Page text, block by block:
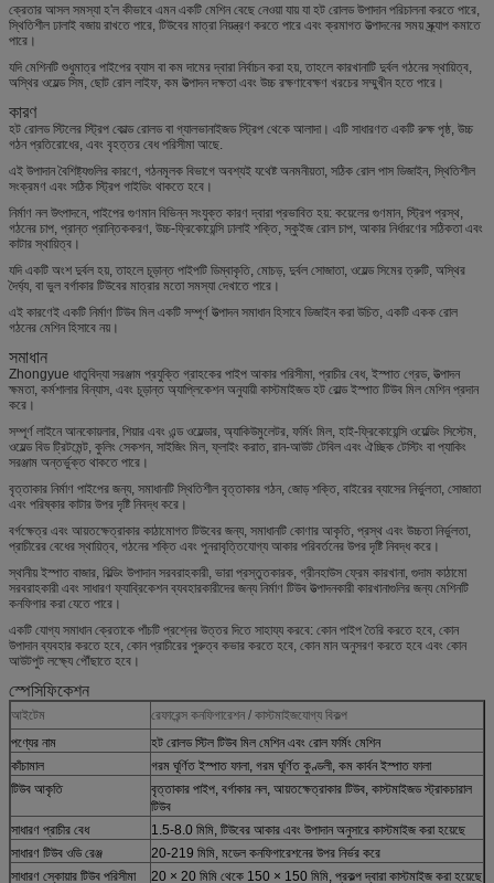
ক্রেতার আসল সমস্যা হ'ল কীভাবে এমন একটি মেশিন বেছে নেওয়া যায় যা হট রোলড উপাদান পরিচালনা করতে পারে,
স্থিতিশীল ঢালাই বজায় রাখতে পারে, টিউবের মাত্রা নিয়ন্ত্রণ করতে পারে এবং ক্রমাগত উত্পাদনের সময় স্ক্র্যাপ কমাতে
পারে।
যদি মেশিনটি শুধুমাত্র পাইপের ব্যাস বা কম দামের দ্বারা নির্বাচন করা হয়, তাহলে কারখানাটি দুর্বল গঠনের স্থায়িত্ব,
অস্থির ওয়েল্ড সিম, ছোট রোল লাইফ, কম উত্পাদন দক্ষতা এবং উচ্চ রক্ষণাবেক্ষণ খরচের সম্মুখীন হতে পারে।
কারণ
হট রোলড স্টিলের স্ট্রিপ কোল্ড রোলড বা গ্যালভানাইজড স্ট্রিপ থেকে আলাদা। এটি সাধারণত একটি রুক্ষ পৃষ্ঠ, উচ্চ
গঠন প্রতিরোধের, এবং বৃহত্তর বেধ পরিসীমা আছে.
এই উপাদান বৈশিষ্ট্যগুলির কারণে, গঠনমূলক বিভাগে অবশ্যই যথেষ্ট অনমনীয়তা, সঠিক রোল পাস ডিজাইন, স্থিতিশীল
সংক্রমণ এবং সঠিক স্ট্রিপ গাইডিং থাকতে হবে।
নির্মাণ নল উৎপাদনে, পাইপের গুণমান বিভিন্ন সংযুক্ত কারণ দ্বারা প্রভাবিত হয়: কয়েলের গুণমান, স্ট্রিপ প্রস্থ,
গঠনের চাপ, প্রান্ত প্রান্তিককরণ, উচ্চ-ফ্রিকোয়েন্সি ঢালাই শক্তি, স্কুইজ রোল চাপ, আকার নির্ধারণের সঠিকতা এবং
কাটার স্থায়িত্ব।
যদি একটি অংশ দুর্বল হয়, তাহলে চূড়ান্ত পাইপটি ডিম্বাকৃতি, মোচড়, দুর্বল সোজাতা, ওয়েল্ড সিমের ত্রুটি, অস্থির
দৈর্ঘ্য, বা ভুল বর্গাকার টিউবের মাত্রার মতো সমস্যা দেখাতে পারে।
এই কারণেই একটি নির্মাণ টিউব মিল একটি সম্পূর্ণ উত্পাদন সমাধান হিসাবে ডিজাইন করা উচিত, একটি একক রোল
গঠনের মেশিন হিসাবে নয়।
সমাধান
Zhongyue ধাতুবিদ্যা সরঞ্জাম প্রযুক্তি গ্রাহকের পাইপ আকার পরিসীমা, প্রাচীর বেধ, ইস্পাত গ্রেড, উত্পাদন
ক্ষমতা, কর্মশালার বিন্যাস, এবং চূড়ান্ত অ্যাপ্লিকেশন অনুযায়ী কাস্টমাইজড হট রোল্ড ইস্পাত টিউব মিল মেশিন প্রদান
করে।
সম্পূর্ণ লাইনে আনকোয়লার, শিয়ার এবং এন্ড ওয়েল্ডার, অ্যাকিউমুলেটর, ফর্মিং মিল, হাই-ফ্রিকোয়েন্সি ওয়েল্ডিং সিস্টেম,
ওয়েল্ড বিড ট্রিটমেন্ট, কুলিং সেকশন, সাইজিং মিল, ফ্লাইং করাত, রান-আউট টেবিল এবং ঐচ্ছিক টেস্টিং বা প্যাকিং
সরঞ্জাম অন্তর্ভুক্ত থাকতে পারে।
বৃত্তাকার নির্মাণ পাইপের জন্য, সমাধানটি স্থিতিশীল বৃত্তাকার গঠন, জোড় শক্তি, বাইরের ব্যাসের নির্ভুলতা, সোজাতা
এবং পরিষ্কার কাটার উপর দৃষ্টি নিবদ্ধ করে।
বর্গক্ষেত্র এবং আয়তক্ষেত্রাকার কাঠামোগত টিউবের জন্য, সমাধানটি কোণার আকৃতি, প্রস্থ এবং উচ্চতা নির্ভুলতা,
প্রাচীরের বেধের স্থায়িত্ব, গঠনের শক্তি এবং পুনরাবৃত্তিযোগ্য আকার পরিবর্তনের উপর দৃষ্টি নিবদ্ধ করে।
স্থানীয় ইস্পাত বাজার, বিল্ডিং উপাদান সরবরাহকারী, ভারা প্রস্তুতকারক, গ্রীনহাউস ফ্রেম কারখানা, গুদাম কাঠামো
সরবরাহকারী এবং সাধারণ ফ্যাব্রিকেশন ব্যবহারকারীদের জন্য নির্মাণ টিউব উত্পাদনকারী কারখানাগুলির জন্য মেশিনটি
কনফিগার করা যেতে পারে।
একটি যোগ্য সমাধান ক্রেতাকে পাঁচটি প্রশ্নের উত্তর দিতে সাহায্য করবে: কোন পাইপ তৈরি করতে হবে, কোন
উপাদান ব্যবহার করতে হবে, কোন প্রাচীরের পুরুত্ব কভার করতে হবে, কোন মান অনুসরণ করতে হবে এবং কোন
আউটপুট লক্ষ্যে পৌঁছাতে হবে।
স্পেসিফিকেশন
আইটেম
রেফারেন্স কনফিগারেশন / কাস্টমাইজযোগ্য বিকল্প
পণ্যের নাম
হট রোলড স্টিল টিউব মিল মেশিন এবং রোল ফর্মিং মেশিন
কাঁচামাল
গরম ঘূর্ণিত ইস্পাত ফালা, গরম ঘূর্ণিত কুণ্ডলী, কম কার্বন ইস্পাত ফালা
টিউব আকৃতি
বৃত্তাকার পাইপ, বর্গাকার নল, আয়তক্ষেত্রাকার টিউব, কাস্টমাইজড স্ট্রাকচারাল
টিউব
সাধারণ প্রাচীর বেধ
1.5-8.0 মিমি, টিউবের আকার এবং উপাদান অনুসারে কাস্টমাইজ করা হয়েছে
সাধারণ টিউব ওডি রেঞ্জ
20-219 মিমি, মডেল কনফিগারেশনের উপর নির্ভর করে
সাধারণ স্কোয়ার টিউব পরিসীমা
20 × 20 মিমি থেকে 150 × 150 মিমি, প্রকল্প দ্বারা কাস্টমাইজ করা হয়েছে